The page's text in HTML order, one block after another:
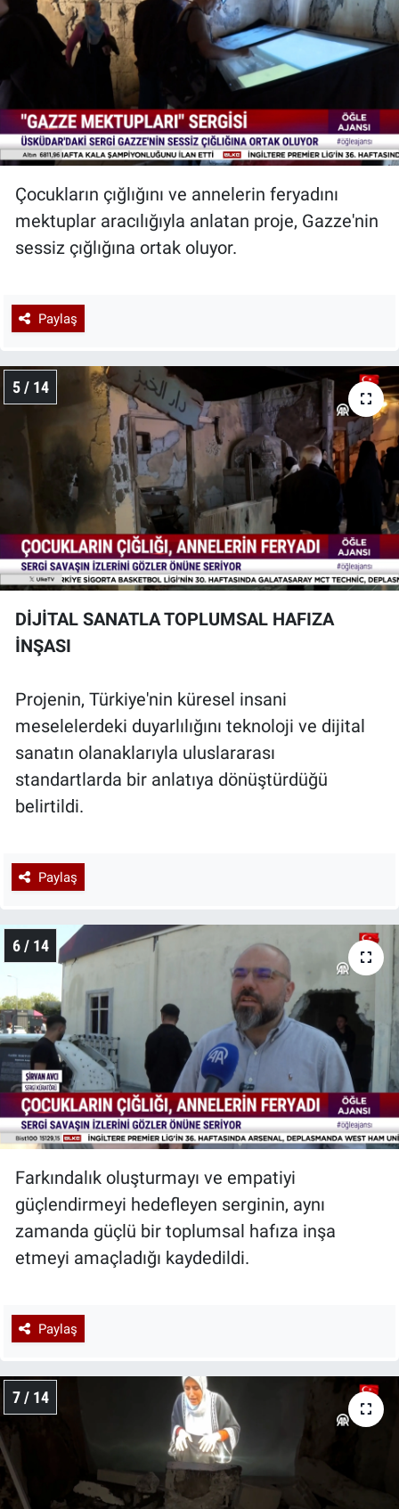
Çocukların çığlığını ve annelerin feryadını
mektuplar aracılığıyla anlatan proje, Gazze'nin
sessiz çığlığına ortak oluyor.
Paylaş
5 / 14
DİJİTAL SANATLA TOPLUMSAL HAFIZA
İNŞASI
Projenin, Türkiye'nin küresel insani
meselelerdeki duyarlılığını teknoloji ve dijital
sanatın olanaklarıyla uluslararası
standartlarda bir anlatıya dönüştürdüğü
belirtildi.
Paylaş
6 / 14
Farkındalık oluşturmayı ve empatiyi
güçlendirmeyi hedefleyen serginin, aynı
zamanda güçlü bir toplumsal hafıza inşa
etmeyi amaçladığı kaydedildi.
Paylaş
7 / 14